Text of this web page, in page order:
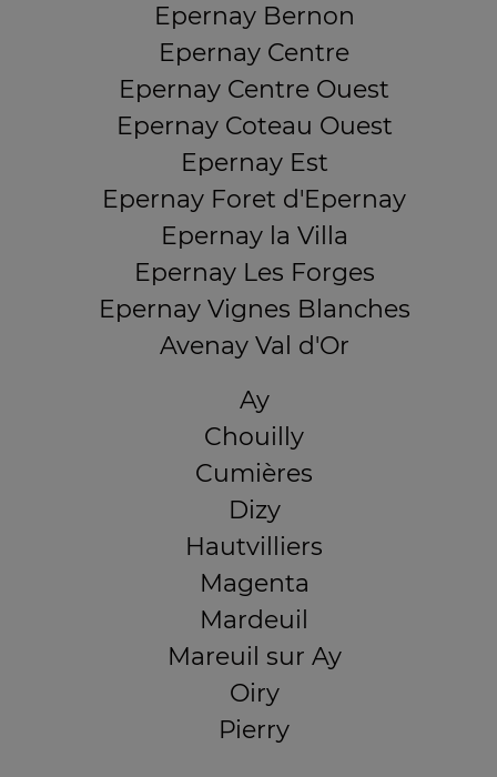
Epernay Bernon
Epernay Centre
Epernay Centre Ouest
Epernay Coteau Ouest
Epernay Est
Epernay Foret d'Epernay
Epernay la Villa
Epernay Les Forges
Epernay Vignes Blanches
Avenay Val d'Or
Ay
Chouilly
Cumières
Dizy
Hautvilliers
Magenta
Mardeuil
Mareuil sur Ay
Oiry
Pierry